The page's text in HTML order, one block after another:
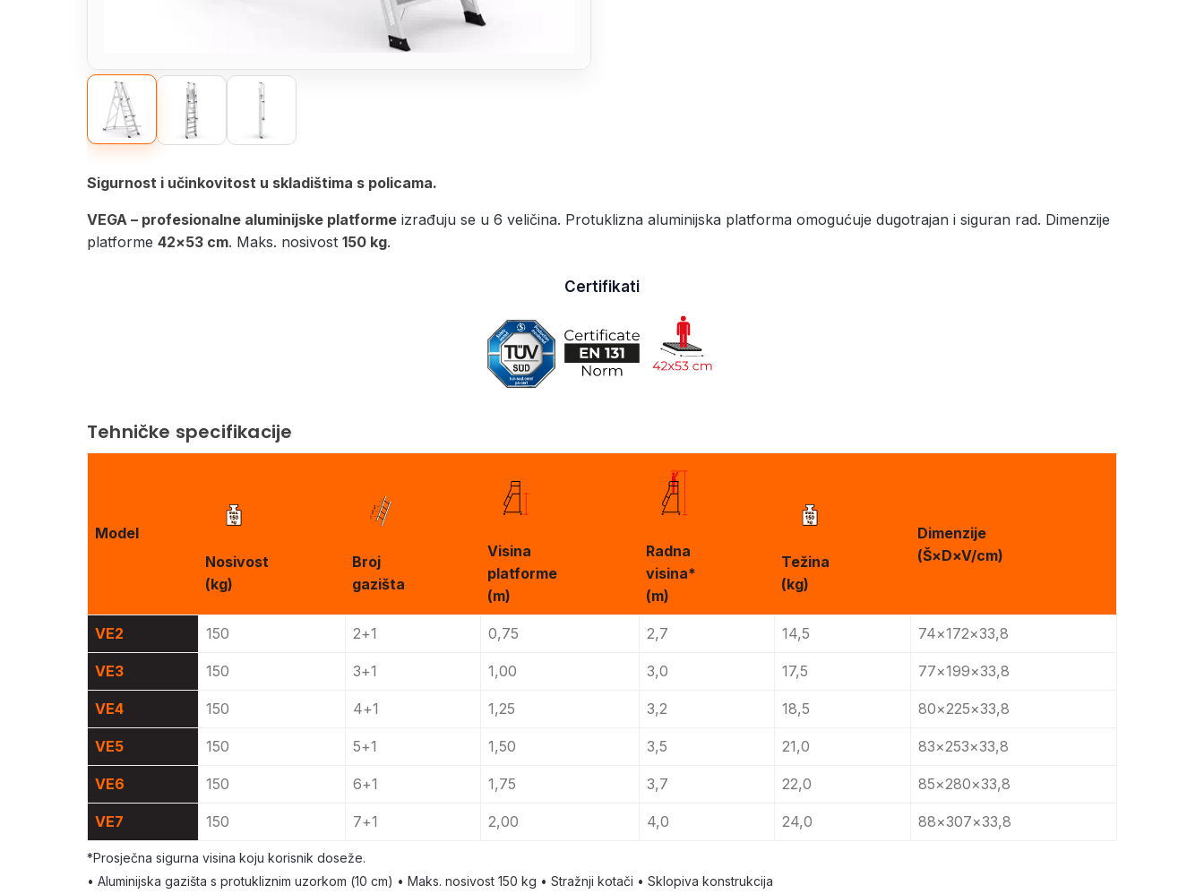
Sigurnost i učinkovitost u skladištima s policama.
VEGA – profesionalne aluminijske platforme izrađuju se u 6 veličina. Protuklizna aluminijska platforma omogućuje dugotrajan i siguran rad. Dimenzije
platforme 42×53 cm. Maks. nosivost 150 kg.
Certifikati
Tehničke specifikacije
Model
Nosivost
(kg)
Broj
gazišta
Visina
platforme
(m)
Radna
visina*
(m)
Težina
(kg)
Dimenzije
(Š×D×V/cm)
VE2 150 2+1 0,75 2,7 14,5 74×172×33,8
VE3 150 3+1 1,00 3,0 17,5 77×199×33,8
VE4 150 4+1 1,25 3,2 18,5 80×225×33,8
VE5 150 5+1 1,50 3,5 21,0 83×253×33,8
VE6 150 6+1 1,75 3,7 22,0 85×280×33,8
VE7 150 7+1 2,00 4,0 24,0 88×307×33,8
*Prosječna sigurna visina koju korisnik doseže.
• Aluminijska gazišta s protukliznim uzorkom (10 cm) • Maks. nosivost 150 kg • Stražnji kotači • Sklopiva konstrukcija